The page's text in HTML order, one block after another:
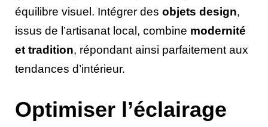
équilibre visuel. Intégrer des objets design,
issus de l’artisanat local, combine modernité
et tradition, répondant ainsi parfaitement aux
tendances d’intérieur.
Optimiser l’éclairage